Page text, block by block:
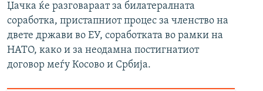
Џачка ќе разговараат за билатералната
соработка, пристапниот процес за членство на
двете држави во ЕУ, соработката во рамки на
НАТО, како и за неодамна постигнатиот
договор меѓу Косово и Србија.